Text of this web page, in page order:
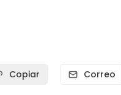
Copiar Correo